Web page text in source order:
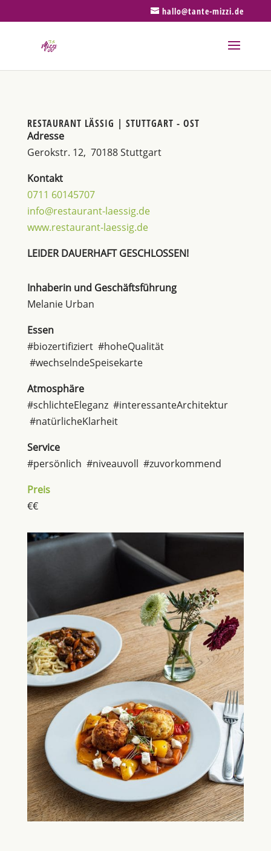
hallo@tante-mizzi.de
RESTAURANT LÄSSIG | STUTTGART - OST
Adresse
Gerokstr. 12, 70188 Stuttgart
Kontakt
0711 60145707
info@restaurant-laessig.de
www.restaurant-laessig.de
LEIDER DAUERHAFT GESCHLOSSEN!
Inhaberin und Geschäftsführung
Melanie Urban
Essen
#biozertifiziert #hoheQualität
#wechselndeSpeisekarte
Atmosphäre
#schlichteEleganz #interessanteArchitektur
#natürlicheKlarheit
Service
#persönlich #niveauvoll #zuvorkommend
Preis
€€